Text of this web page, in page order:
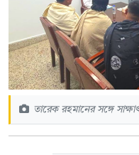
তারেক রহমানের সঙ্গে